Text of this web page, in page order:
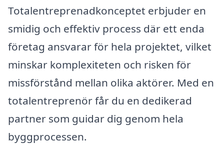
Totalentreprenadkonceptet erbjuder en
smidig och effektiv process där ett enda
företag ansvarar för hela projektet, vilket
minskar komplexiteten och risken för
missförstånd mellan olika aktörer. Med en
totalentreprenör får du en dedikerad
partner som guidar dig genom hela
byggprocessen.